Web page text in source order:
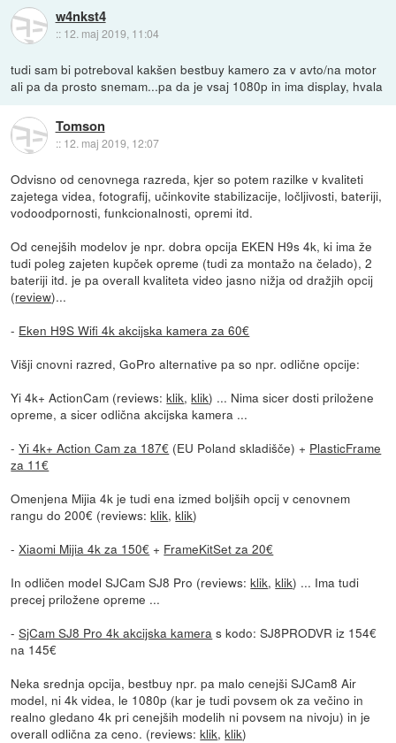
w4nkst4
:: 12. maj 2019, 11:04
tudi sam bi potreboval kakšen bestbuy kamero za v avto/na motor
ali pa da prosto snemam...pa da je vsaj 1080p in ima display, hvala
Tomson
:: 12. maj 2019, 12:07
Odvisno od cenovnega razreda, kjer so potem razilke v kvaliteti
zajetega videa, fotografij, učinkovite stabilizacije, ločljivosti, bateriji,
vodoodpornosti, funkcionalnosti, opremi itd.
Od cenejših modelov je npr. dobra opcija EKEN H9s 4k, ki ima že
tudi poleg zajeten kupček opreme (tudi za montažo na čelado), 2
bateriji itd. je pa overall kvaliteta video jasno nižja od dražjih opcij
(review)...
- Eken H9S Wifi 4k akcijska kamera za 60€
Višji cnovni razred, GoPro alternative pa so npr. odlične opcije:
Yi 4k+ ActionCam (reviews:klik,klik) ... Nima sicer dosti priložene
opreme, a sicer odlična akcijska kamera ...
-Yi 4k+ Action Cam za 187€ (EU Poland skladišče) + PlasticFrame
za 11€
Omenjena Mijia 4k je tudi ena izmed boljših opcij v cenovnem
rangu do 200€ (reviews:klik,klik)
-Xiaomi Mijia 4k za 150€ + FrameKitSet za 20€
In odličen model SJCam SJ8 Pro (reviews:klik,klik) ... Ima tudi
precej priložene opreme ...
-SjCam SJ8 Pro 4k akcijska kamera s kodo: SJ8PRODVR iz 154€
na 145€
Neka srednja opcija, bestbuy npr. pa malo cenejši SJCam8 Air
model, ni 4k videa, le 1080p (kar je tudi povsem ok za večino in
realno gledano 4k pri cenejših modelih ni povsem na nivoju) in je
overall odlična za ceno. (reviews:klik,klik)